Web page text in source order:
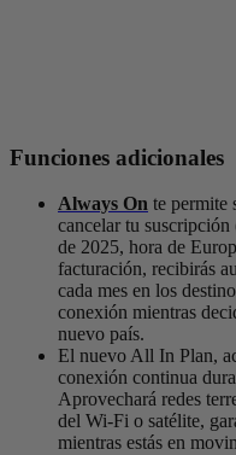
Funciones adicionales
Always On te permite
cancelar tu
de 2025, hora de
facturación, recibirás
cada mes en los
conexión mientras
nuevo país.
El nuevo All In Plan,
conexión continua
Aprovechará redes
del Wi-Fi o satélite,
mientras estás en